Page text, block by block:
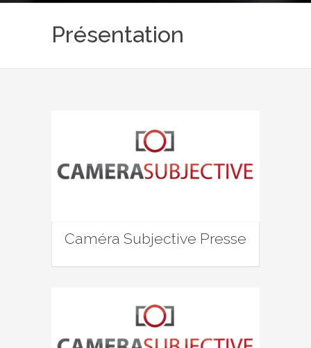
Présentation
Caméra Subjective Presse